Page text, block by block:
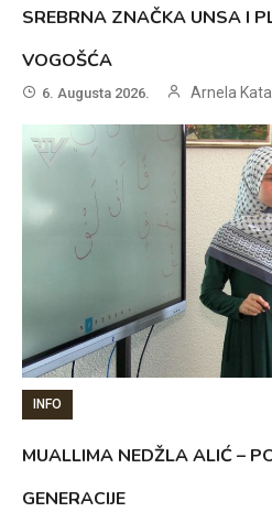
SREBRNA ZNAČKA UNSA I
VOGOŠĆA
6. Augusta 2026. Arnela
INFO
MUALLIMA NEDŽLA ALIĆ –
GENERACIJE